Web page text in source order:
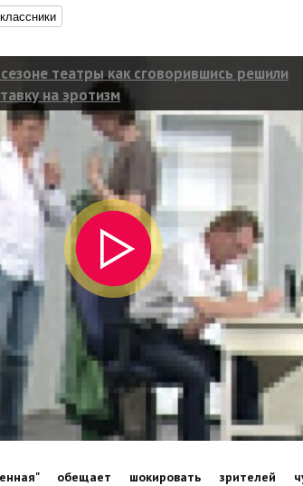
театры как сговорившись решили
на эротизм
обещает шокировать зрителей